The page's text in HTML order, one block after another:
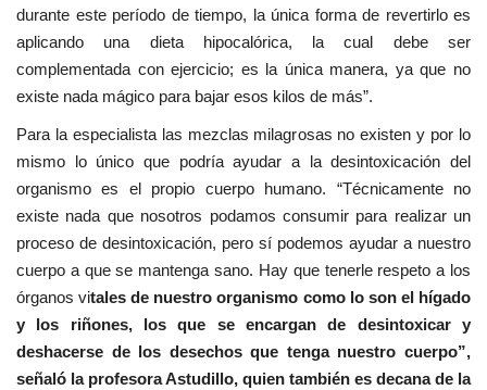
durante este período de tiempo, la única forma de revertirlo es
aplicando una dieta hipocalórica, la cual debe ser
complementada con ejercicio; es la única manera, ya que no
existe nada mágico para bajar esos kilos de más”.
Para la especialista las mezclas milagrosas no existen y por lo
mismo lo único que podría ayudar a la desintoxicación del
organismo es el propio cuerpo humano. “Técnicamente no
existe nada que nosotros podamos consumir para realizar un
proceso de desintoxicación, pero sí podemos ayudar a nuestro
cuerpo a que se mantenga sano. Hay que tenerle respeto a los
órganos vitales de nuestro organismo como lo son el hígado
y los riñones, los que se encargan de desintoxicar y
deshacerse de los desechos que tenga nuestro cuerpo”,
señaló la profesora Astudillo, quien también es decana de la